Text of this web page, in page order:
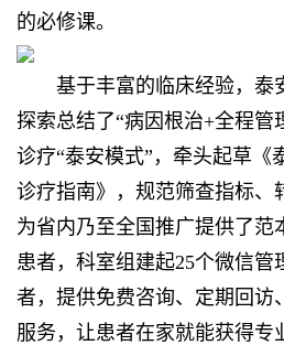
的必修课。
基于丰富的临床经验， 泰
探索总结了“病因根治+全程管
诊疗“泰安模式”，牵头起草《
诊疗指南》，规范筛查指标、
为省内乃至全国推广提供了范
患者，科室组建起25个微信管
者，提供免费咨询、定期回访
服务，让患者在家就能获得专